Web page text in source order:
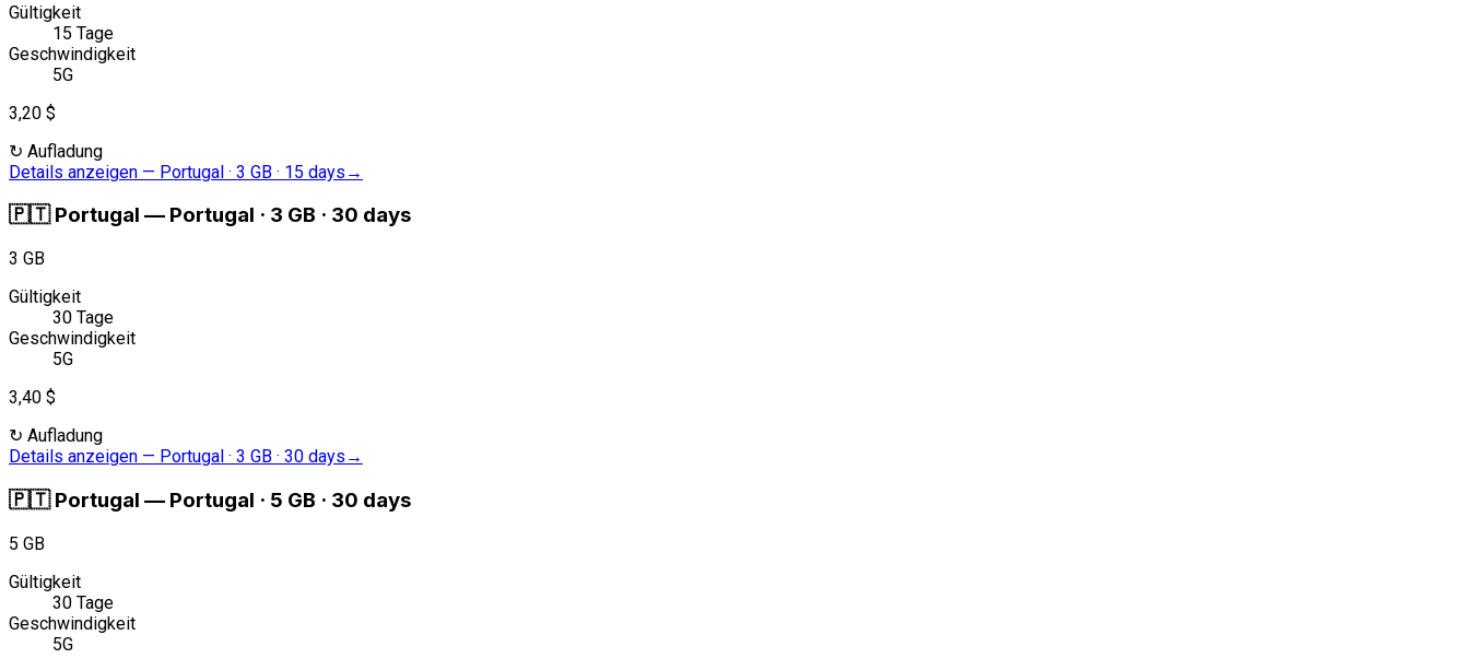
Gültigkeit
15 Tage
Geschwindigkeit
5G
3,20 $
↻ Aufladung
Details anzeigen — Portugal · 3 GB · 15 days →
🇵🇹 Portugal — Portugal · 3 GB · 30 days
3 GB
Gültigkeit
30 Tage
Geschwindigkeit
5G
3,40 $
↻ Aufladung
Details anzeigen — Portugal · 3 GB · 30 days →
🇵🇹 Portugal — Portugal · 5 GB · 30 days
5 GB
Gültigkeit
30 Tage
Geschwindigkeit
5G